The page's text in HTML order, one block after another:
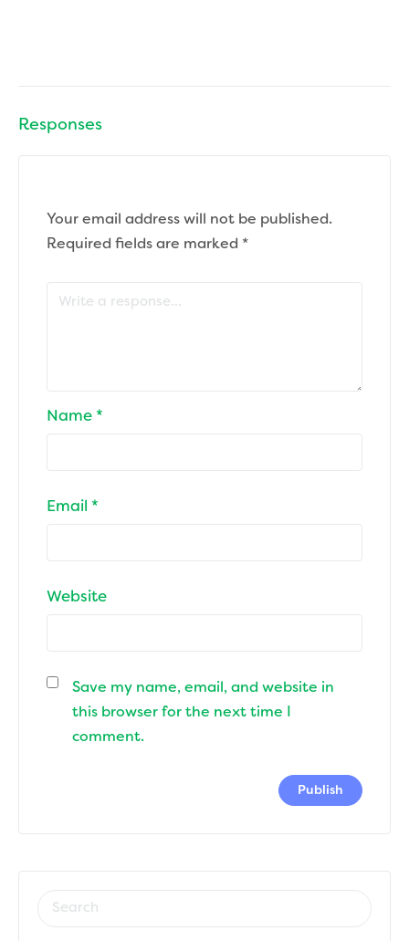
Responses
Your email address will not be published.
Required fields are marked *
Name *
Email *
Website
Save my name, email, and website in
this browser for the next time I
comment.